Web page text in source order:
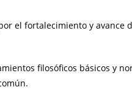
el fortalecimiento y avance
filosóficos básicos y